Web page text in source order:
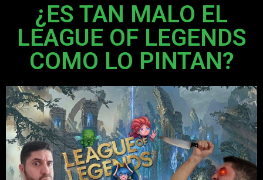
¿ES TAN MALO EL
LEAGUE OF LEGENDS
COMO LO PINTAN?